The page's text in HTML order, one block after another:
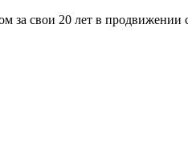
за свои 20 лет в